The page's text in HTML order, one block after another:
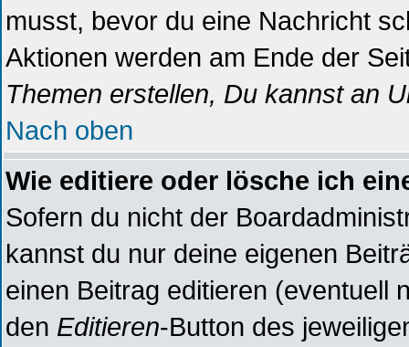
musst, bevor du eine Nachricht
Aktionen werden am Ende der
Themen erstellen, Du kannst an
Nach oben
Wie editiere oder lösche ich
Sofern du nicht der
kannst du nur deine eigenen
einen Beitrag editieren (eventuell
den Editieren-Button des